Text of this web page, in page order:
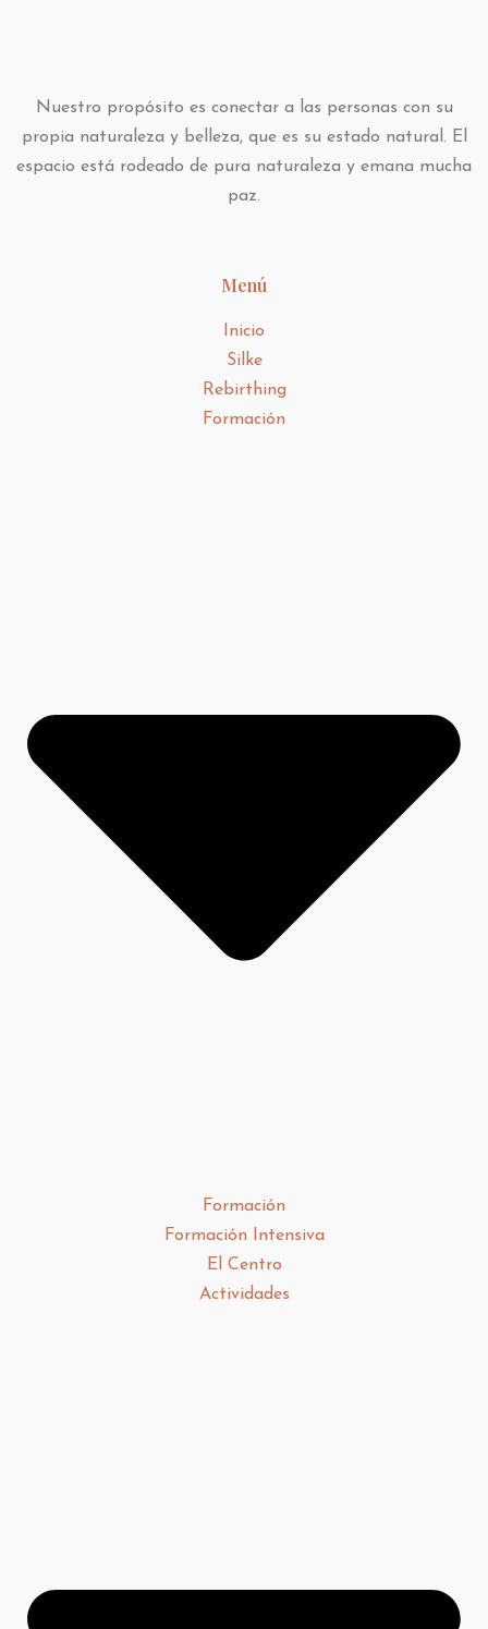
Nuestro propósito es conectar a las personas con su
propia naturaleza y belleza, que es su estado natural. El
espacio está rodeado de pura naturaleza y emana mucha
paz.
Menú
Inicio
Silke
Rebirthing
Formación
Formación
Formación Intensiva
El Centro
Actividades